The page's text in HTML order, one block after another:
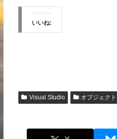
いいね:
Visual Studio オブジェク